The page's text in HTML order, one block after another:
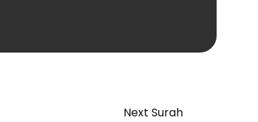
Next Surah